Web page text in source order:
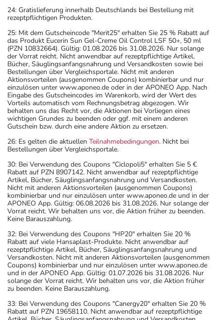
24: Gratislieferung innerhalb Deutschlands bei Bestellung mit
rezeptpflichtigen Produkten.
25: Mit dem Gutscheincode "Merit25" erhalten Sie 25 % Rabatt auf
das Produkt Eucerin Sun Gel-Creme Oil Control LSF 50+, 50 ml
(PZN 10832664). Gültig: 01.08.2026 bis 31.08.2026. Nur solange
der Vorrat reicht. Nicht anwendbar auf rezeptpflichtige Artikel,
Bücher, Säuglingsanfangsnahrung und Versandkosten sowie bei
Bestellungen über Vergleichsportale. Nicht mit anderen
Aktionsvorteilen (ausgenommen Coupons) kombinierbar und nur
einzulösen unter www.aponeo.de oder in der APONEO App. Nach
Eingabe des Gutscheincodes im Warenkorb, wird der Wert des
Vorteils automatisch vom Rechnungsbetrag abgezogen. Wir
behalten uns das Recht vor, die Aktionen bei Vorliegen eines
wichtigen Grundes zu beenden oder ggf. mit einem anderen
Gutschein bzw. durch eine andere Aktion zu ersetzen.
26: Es gelten die aktuellen Teilnahmebedingungen. Nicht bei
Bestellungen über Vergleichsportale.
30: Bei Verwendung des Coupons "Ciclopoli5" erhalten Sie 5 €
Rabatt auf PZN 8907142. Nicht anwendbar auf rezeptpflichtige
Artikel, Bücher, Säuglingsanfangsnahrung und Versandkosten.
Nicht mit anderen Aktionsvorteilen (ausgenommen Coupons)
kombinierbar und nur einzulösen unter www.aponeo.de und in der
APONEO App. Gültig: 06.08.2026 bis 31.08.2026. Nur solange der
Vorrat reicht. Wir behalten uns vor, die Aktion früher zu beenden.
Keine Barauszahlung.
32: Bei Verwendung des Coupons "HP20" erhalten Sie 20 %
Rabatt auf viele Hansaplast-Produkte. Nicht anwendbar auf
rezeptpflichtige Artikel, Bücher, Säuglingsanfangsnahrung und
Versandkosten. Nicht mit anderen Aktionsvorteilen (ausgenommen
Coupons) kombinierbar und nur einzulösen unter www.aponeo.de
und in der APONEO App. Gültig: 01.07.2026 bis 31.08.2026. Nur
solange der Vorrat reicht. Wir behalten uns vor, die Aktion früher
zu beenden. Keine Barauszahlung.
33: Bei Verwendung des Coupons "Canergy20" erhalten Sie 20 %
Rabatt auf PZN 19658110. Nicht anwendbar auf rezeptpflichtige